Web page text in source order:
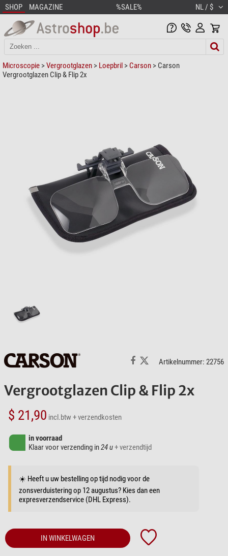
SHOP MAGAZINE %SALE% NL / $
Microscopie >Vergrootglazen > Loepbril > Carson > Carson
Vergrootglazen Clip & Flip 2x
Artikelnummer: 22756
Vergrootglazen Clip & Flip 2x
$ 21,90 incl.btw+ verzendkosten
in voorraad
Klaar voor verzending in24 u+ verzendtijd
☀️ Heeft u uw bestelling op tijd nodig voor de
zonsverduistering op 12 augustus? Kies dan een
expresverzendservice (DHL Express).
IN WINKELWAGEN